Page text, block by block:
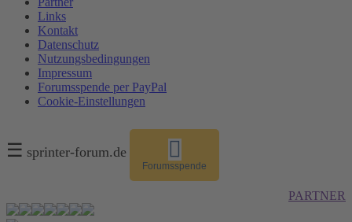
Links
Kontakt
Datenschutz
Nutzungsbedingungen
Impressum
Forumsspende per PayPal
Cookie-Einstellungen
☰ sprinter-forum.de
Forumsspende
PARTNER